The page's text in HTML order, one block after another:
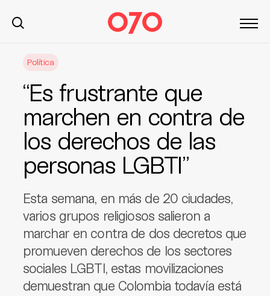
Política
“Es frustrante que
marchen en contra de
los derechos de las
personas LGBTI”
Esta semana, en más de 20 ciudades,
varios grupos religiosos salieron a
marchar en contra de dos decretos que
promueven derechos de los sectores
sociales LGBTI, estas movilizaciones
demuestran que Colombia todavía está